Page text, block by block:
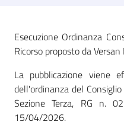
Esecuzione Ordinanza
Ricorso proposto da Versan
La pubblicazione viene
dell'ordinanza del
Sezione Terza, RG n.
15/04/2026.